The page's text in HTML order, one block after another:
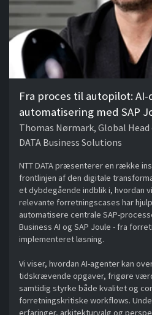
Fra proces til autopilot:
automatisering med SAP
Thomas Nørmark, Global
DATA Business Solutions
NTT DATA præsenterer en række
frontlinjen af den digitale
et dybdegående indblik i, hvordan
relevante forretningscases har
automatisere centrale SAP-
Business AI og SAP Joule - fra
implementeret løsning.
Vi viser, hvordan AI-agenter kan
tidskrævende opgaver, frigøre
samtidig styrke både kvalitet og
forretningskritiske workflows.
erfaringer, arkitekturvalg og